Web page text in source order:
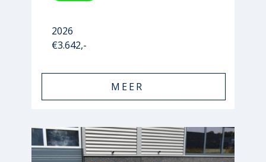
2026
€3.642,-
MEER